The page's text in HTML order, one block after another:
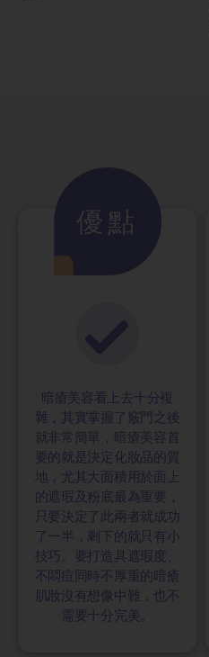
優點
暗瘡美容看上去十分複
雜，其實掌握了竅門之後
就非常簡單，暗瘡美容首
要的就是決定化妝品的質
地，尤其大面積用於面上
的遮瑕及粉底最為重要，
只要決定了此兩者就成功
了一半，剩下的就只有小
技巧。要打造具遮瑕度、
不悶痘同時不厚重的暗瘡
肌妝沒有想像中難，也不
需要十分完美。